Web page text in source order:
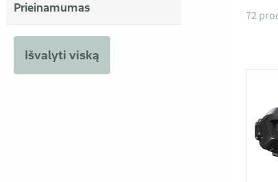
Prieinamumas
Išvalyti viską
72